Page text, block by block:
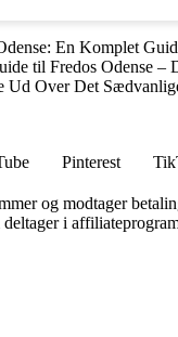
En Komplet
til Fredos Odense –
Ud Over Det
Pinterest
og modtager
i